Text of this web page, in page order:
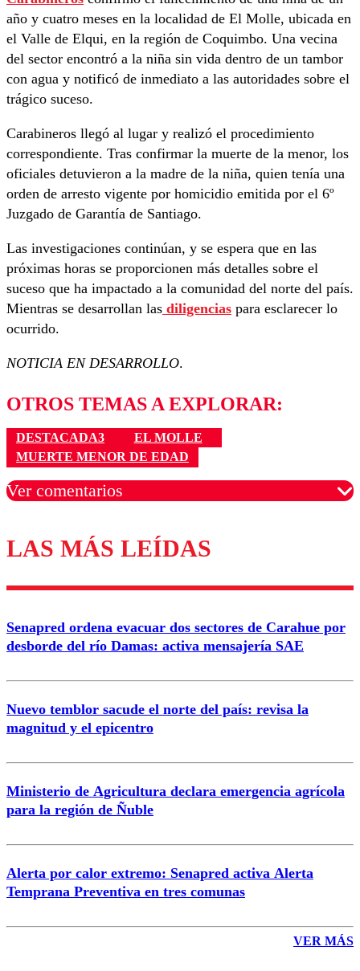
año y cuatro meses en la localidad de El Molle, ubicada en
el Valle de Elqui, en la región de Coquimbo. Una vecina
del sector encontró a la niña sin vida dentro de un tambor
con agua y notificó de inmediato a las autoridades sobre el
trágico suceso.
Carabineros llegó al lugar y realizó el procedimiento
correspondiente. Tras confirmar la muerte de la menor, los
oficiales detuvieron a la madre de la niña, quien tenía una
orden de arresto vigente por homicidio emitida por el 6º
Juzgado de Garantía de Santiago.
Las investigaciones continúan, y se espera que en las
próximas horas se proporcionen más detalles sobre el
suceso que ha impactado a la comunidad del norte del país.
Mientras se desarrollan las diligencias para esclarecer lo
ocurrido.
NOTICIA EN DESARROLLO.
OTROS TEMAS A EXPLORAR:
DESTACADA3
EL MOLLE
MUERTE MENOR DE EDAD
Ver comentarios
Los comentarios son moderados para garantizar un
diálogo respetuoso.
Nombre
Correo
LAS MÁS LEÍDAS
Senapred ordena evacuar dos sectores de Carahue por
desborde del río Damas: activa mensajería SAE
Nuevo temblor sacude el norte del país: revisa la
magnitud y el epicentro
Ministerio de Agricultura declara emergencia agrícola
para la región de Ñuble
Alerta por calor extremo: Senapred activa Alerta
Temprana Preventiva en tres comunas
VER MÁS